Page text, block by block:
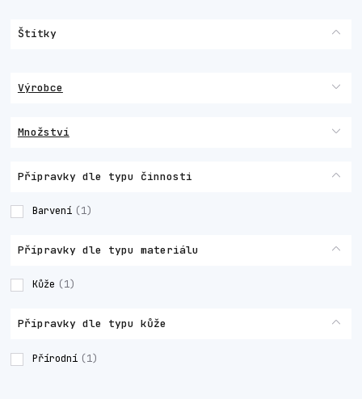
Štítky
Výrobce
Množství
Přípravky dle typu činnosti
Barvení (1)
Přípravky dle typu materiálu
Kůže (1)
Přípravky dle typu kůže
Přírodní (1)